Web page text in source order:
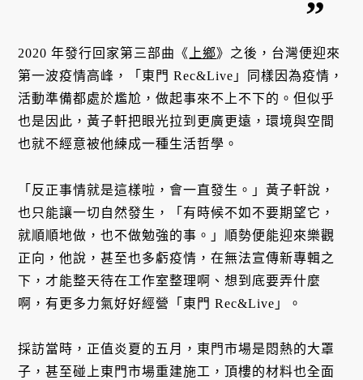
2020 年發行回家第三部曲《 上鄉》之後，台灣便迎來
第一波疫情高峰，「東門 Rec&Live」同樣因為疫情，
活動準備都處於尷尬，做起事來不上不下的。但似乎
也是因此，黃子軒把眼光拉到更廣更遠，環境與空間
也就不經意被他練成一種生活哲學。
「反正事情就是這樣啦，會一直發生。」黃子軒說，
也只能讓一切自然發生，「有時候不如不要期望它，
就順順地做，也不做勉強的事。」順勢便能迎來樂觀
正向，他說，甚至也多虧疫情，在無法宣傳新專輯之
下，才能整天待在工作室整理啊、想到底要弄什麼
啊，有更多力氣好好經營「東門 Rec&Live」。
採訪當時，正值炎夏的五月，東門市場是悶熱的大罩
子，甚至碰上東門市場重建施工，頂樓的材料也全面